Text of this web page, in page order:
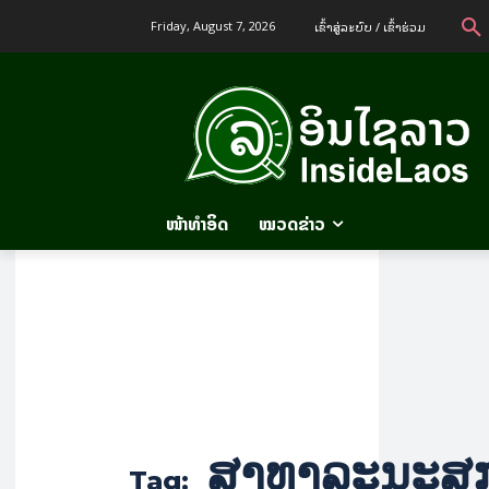
Friday, August 7, 2026 ເຂົ້າ​ສູ່​ລະ​ບົບ / ເຂົ້າ​ຮ່ວມ
ໜ້າທຳອິດ ໝວດຂ່າວ
Tag: ສາທາລະນະສຸ